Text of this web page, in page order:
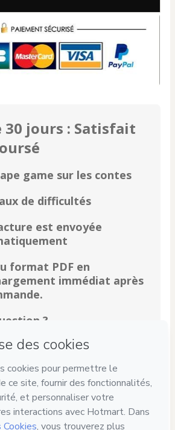
30 jours : Satisfait
game sur les contes
de difficultés
est envoyée
format PDF en
immédiat après
?